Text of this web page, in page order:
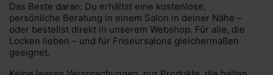
Das Beste daran: Du erhältst eine kostenlose,
persönliche Beratung in einem Salon in deiner Nähe –
oder bestellst direkt in unserem Webshop. Für alle, die
Locken lieben – und für Friseursalons gleichermaßen
geeignet.